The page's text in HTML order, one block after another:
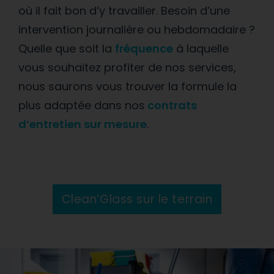
où il fait bon d’y travailler. Besoin d’une
intervention journalière ou hebdomadaire ?
Quelle que soit la fréquence à laquelle
vous souhaitez profiter de nos services,
nous saurons vous trouver la formule la
plus adaptée dans nos contrats
d’entretien sur mesure.
Clean’Glass sur le terrain